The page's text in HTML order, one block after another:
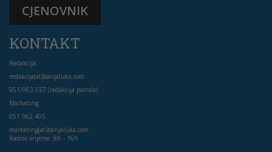
CJENOVNIK
KONTAKT
Redakcija:
redakcija(at)banjaluka.com
051/963-557 (redakcija portala)
Marketing:
051 962 405
marketing(at)banjaluka.com
Radno vrijeme: 8h - 16h